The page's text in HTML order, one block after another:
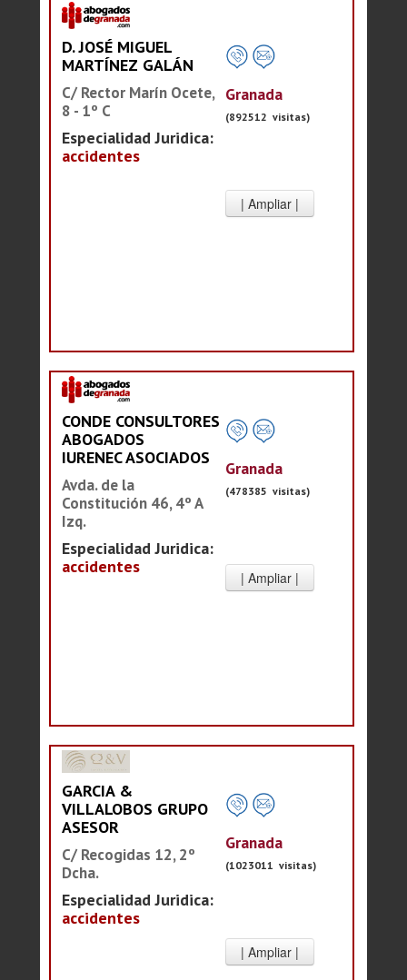
D. JOSÉ MIGUEL
MARTÍNEZ GALÁN
C/ Rector Marín Ocete,
8 - 1º C
Especialidad Juridica:
accidentes
Granada
(892512 visitas)
CONDE CONSULTORES
ABOGADOS
IURENEC ASOCIADOS
Avda. de la
Constitución 46, 4º A
Izq.
Especialidad Juridica:
accidentes
Granada
(478385 visitas)
GARCIA &
VILLALOBOS GRUPO
ASESOR
C/ Recogidas 12, 2º
Dcha.
Especialidad Juridica:
accidentes
Granada
(1023011 visitas)